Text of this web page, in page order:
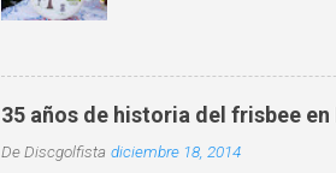
localidades de
destacó la al alta
distintos . Se retomó
entorno escolar. Y es
física interesados y
35 años de historia del frisbee en
DeDiscgolfista diciembre 18, 2014